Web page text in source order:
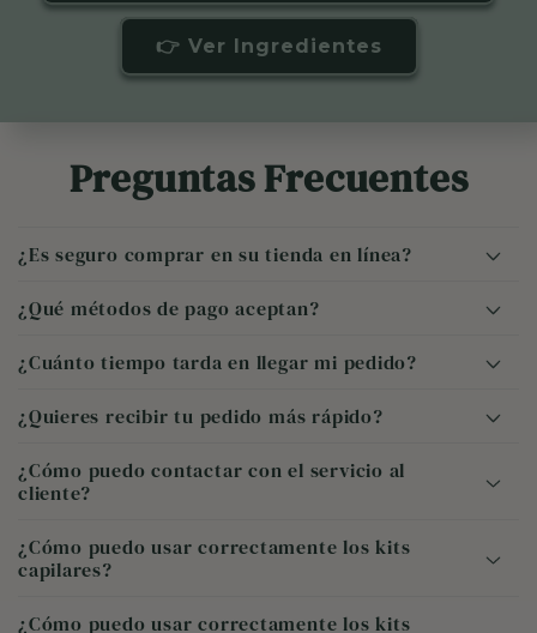
👉 Ver Ingredientes
Preguntas Frecuentes
¿Es seguro comprar en su tienda en línea?
¿Qué métodos de pago aceptan?
¿Cuánto tiempo tarda en llegar mi pedido?
¿Quieres recibir tu pedido más rápido?
¿Cómo puedo contactar con el servicio al
cliente?
¿Cómo puedo usar correctamente los kits
capilares?
¿Cómo puedo usar correctamente los kits